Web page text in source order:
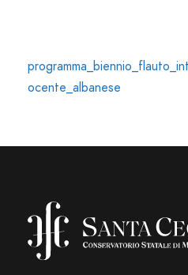
ocente_albanese